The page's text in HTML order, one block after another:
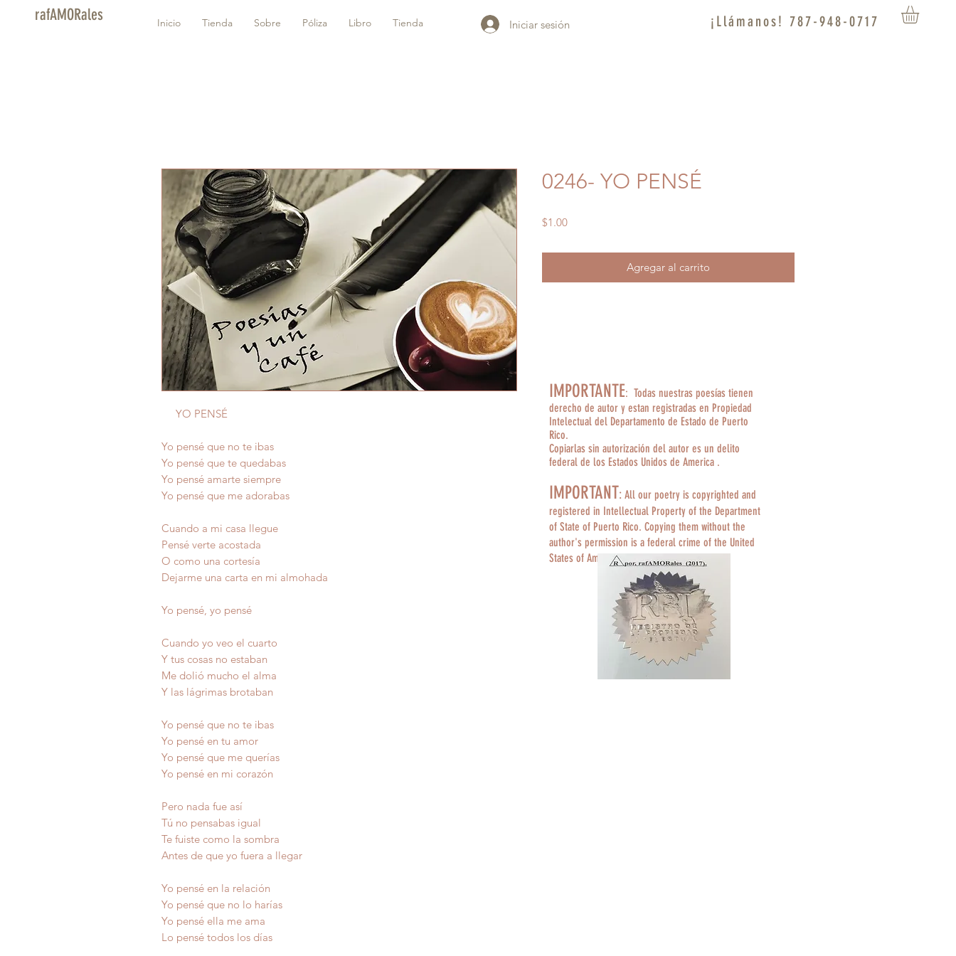
rafAMORales Inicio Tienda Sobre Póliza Libro Tienda Iniciar sesión ¡Llámanos! 787-948-0717
YO PENSÉ
Yo pensé que no te ibas
Yo pensé que te quedabas
Yo pensé amarte siempre
Yo pensé que me adorabas
Cuando a mi casa llegue
Pensé verte acostada
O como una cortesía
Dejarme una carta en mi almohada
Yo pensé, yo pensé
Cuando yo veo el cuarto
Y tus cosas no estaban
Me dolió mucho el alma
Y las lágrimas brotaban
Yo pensé que no te ibas
Yo pensé en tu amor
Yo pensé que me querías
Yo pensé en mi corazón
Pero nada fue así
Tú no pensabas igual
Te fuiste como la sombra
Antes de que yo fuera a llegar
Yo pensé en la relación
Yo pensé que no lo harías
Yo pensé ella me ama
Lo pensé todos los días
0246- YO PENSÉ
$1.00Precio
Agregar al carrito
IMPORTANTE: Todas nuestras poesías tienen
derecho de autor y estan registradas en Propiedad
Intelectual del Departamento de Estado de Puerto
Rico.
Copiarlas sin autorización del autor es un delito
federal de los Estados Unidos de America .
IMPORTANT: All our poetry is copyrighted and
registered in Intellectual Property of the Department
of State of Puerto Rico. Copying them without the
author's permission is a federal crime of the United
States of America.